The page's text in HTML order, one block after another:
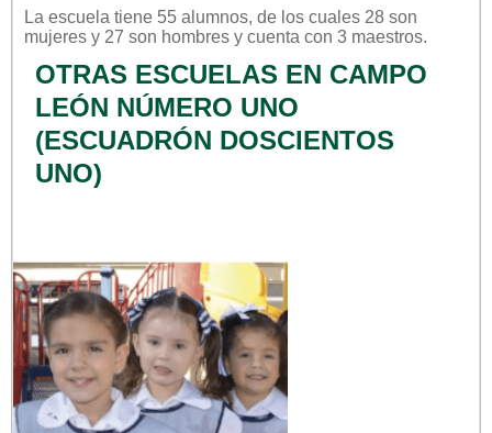
La escuela tiene 55 alumnos, de los cuales 28 son
mujeres y 27 son hombres y cuenta con 3 maestros.
OTRAS ESCUELAS EN CAMPO
LEÓN NÚMERO UNO
(ESCUADRÓN DOSCIENTOS
UNO)